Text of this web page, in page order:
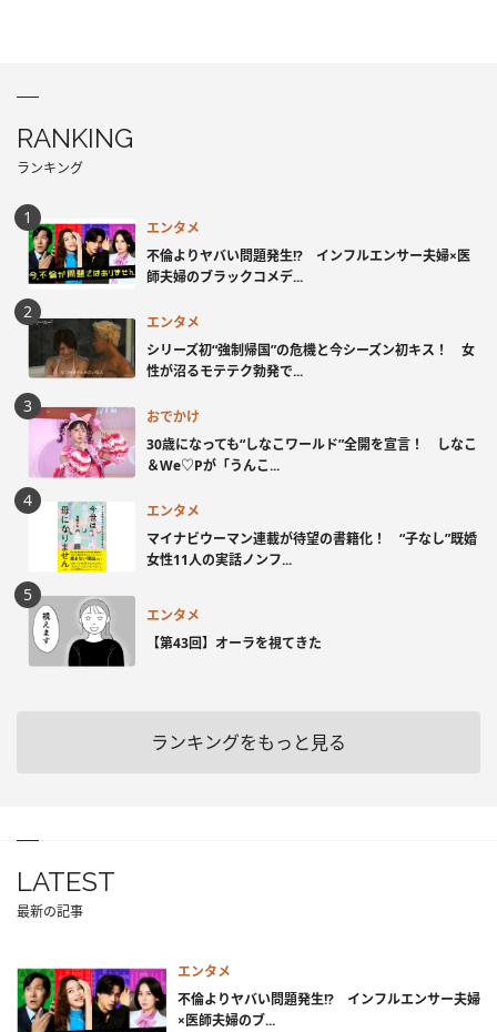
RANKING
ランキング
エンタメ
不倫よりヤバい問題発生!? インフルエンサー夫婦×医
師夫婦のブラックコメデ...
エンタメ
シリーズ初“強制帰国”の危機と今シーズン初キス！ 女
性が沼るモテテク勃発で...
おでかけ
30歳になっても“しなこワールド”全開を宣言！ しなこ
＆We♡Pが「うんこ...
エンタメ
マイナビウーマン連載が待望の書籍化！ “子なし”既婚
女性11人の実話ノンフ...
エンタメ
【第43回】オーラを視てきた
ランキングをもっと見る
LATEST
最新の記事
エンタメ
不倫よりヤバい問題発生!? インフルエンサー夫婦
×医師夫婦のブ...